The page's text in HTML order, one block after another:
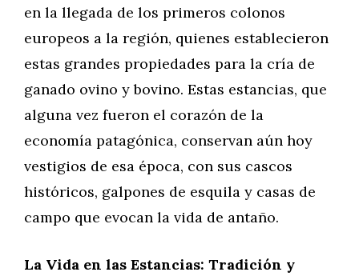
en la llegada de los primeros colonos
europeos a la región, quienes establecieron
estas grandes propiedades para la cría de
ganado ovino y bovino. Estas estancias, que
alguna vez fueron el corazón de la
economía patagónica, conservan aún hoy
vestigios de esa época, con sus cascos
históricos, galpones de esquila y casas de
campo que evocan la vida de antaño.
La Vida en las Estancias: Tradición y